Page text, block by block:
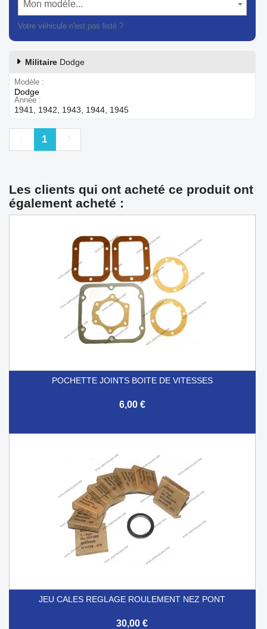
Mon modèle...
Votre véhicule n'est pas listé ?
Militaire Dodge
Modèle
Dodge
Année
1941, 1942, 1943, 1944, 1945
Précédent
1
Les clients qui ont acheté ce produit ont
également acheté :
POCHETTE JOINTS BOITE DE VITESSES
6,00 €
JEU CALES REGLAGE ROULEMENT NEZ PONT
30,00 €